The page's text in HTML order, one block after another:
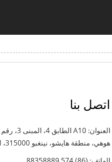
اتصل بنا
هوهي، منطقة هايشو، نينغبو 315000، الصين
12/10/21
هل يؤثر التقليص الحالي على...